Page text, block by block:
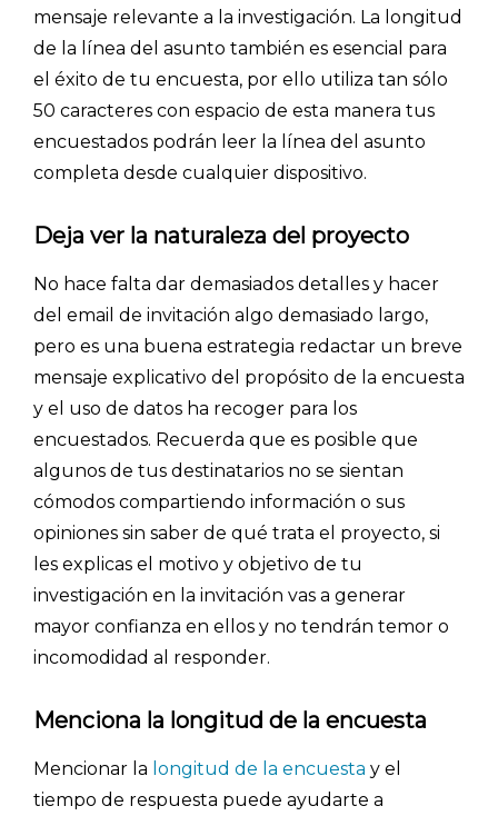
mensaje relevante a la investigación. La longitud
de la línea del asunto también es esencial para
el éxito de tu encuesta, por ello utiliza tan sólo
50 caracteres con espacio de esta manera tus
encuestados podrán leer la línea del asunto
completa desde cualquier dispositivo.
Deja ver la naturaleza del proyecto
No hace falta dar demasiados detalles y hacer
del email de invitación algo demasiado largo,
pero es una buena estrategia redactar un breve
mensaje explicativo del propósito de la encuesta
y el uso de datos ha recoger para los
encuestados. Recuerda que es posible que
algunos de tus destinatarios no se sientan
cómodos compartiendo información o sus
opiniones sin saber de qué trata el proyecto, si
les explicas el motivo y objetivo de tu
investigación en la invitación vas a generar
mayor confianza en ellos y no tendrán temor o
incomodidad al responder.
Menciona la longitud de la encuesta
Mencionar la longitud de la encuesta y el
tiempo de respuesta puede ayudarte a